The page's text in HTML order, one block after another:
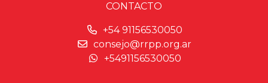
CONTACTO
+54 91156530050
consejo@rrpp.org.ar
+5491156530050